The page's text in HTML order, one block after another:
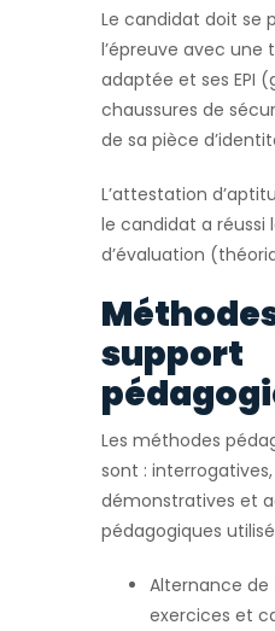
Le candidat doit se
l’épreuve avec une
adaptée et ses EPI
chaussures de
de sa pièce
L’attestation
le candidat a réussi
d’évaluation
support
Les méthodes
sont :
démonstratives et
pédagogiques
Alternance
exercices et